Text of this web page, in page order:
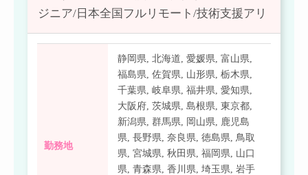
ジニア/日本全国フルリモート/技術支援アリ
勤務地
静岡県,北海道,愛媛県,富山県,
福島県,佐賀県, 山形県,栃木県,
千葉県,岐阜県,福井県,愛知県,
大阪府,茨城県,島根県,東京都,
新潟県,群馬県, 岡山県, 鹿児島
県,長野県,奈良県,徳島県,鳥取
県,宮城県,秋田県,福岡県, 山口
県,青森県,香川県,埼玉県,岩手